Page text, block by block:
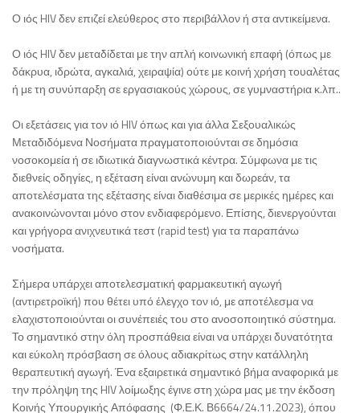
Ο ιός HIV δεν επιζεί ελεύθερος στο περιβάλλον ή στα αντικείμενα.
Ο ιός HIV δεν μεταδίδεται με την απλή κοινωνική επαφή (όπως με
δάκρυα, ιδρώτα, αγκαλιά, χειραψία) ούτε με κοινή χρήση τουαλέτας
ή με τη συνύπαρξη σε εργασιακούς χώρους, σε γυμναστήρια κ.λπ..
Οι εξετάσεις για τον ιό HIV όπως και για άλλα Σεξουαλικώς
Μεταδιδόμενα Νοσήματα πραγματοποιούνται σε δημόσια
νοσοκομεία ή σε ιδιωτικά διαγνωστικά κέντρα. Σύμφωνα με τις
διεθνείς οδηγίες, η εξέταση είναι ανώνυμη και δωρεάν, τα
αποτελέσματα της εξέτασης είναι διαθέσιμα σε μερικές ημέρες και
ανακοινώνονται μόνο στον ενδιαφερόμενο. Επίσης, διενεργούνται
και γρήγορα ανιχνευτικά τεστ (rapid test) για τα παραπάνω
νοσήματα.
Σήμερα υπάρχει αποτελεσματική φαρμακευτική αγωγή
(αντιρετροϊκή) που θέτει υπό έλεγχο τον ιό, με αποτέλεσμα να
ελαχιστοποιούνται οι συνέπειές του στο ανοσοποιητικό σύστημα.
Το σημαντικό στην όλη προσπάθεια είναι να υπάρχει δυνατότητα
και εύκολη πρόσβαση σε όλους αδιακρίτως στην κατάλληλη
θεραπευτική αγωγή. Ένα εξαιρετικά σημαντικό βήμα αναφορικά με
την πρόληψη της HIV λοίμωξης έγινε στη χώρα μας με την έκδοση
Κοινής Υπουργικής Απόφασης (Φ.Ε.Κ. Β6664/24.11.2023), όπου